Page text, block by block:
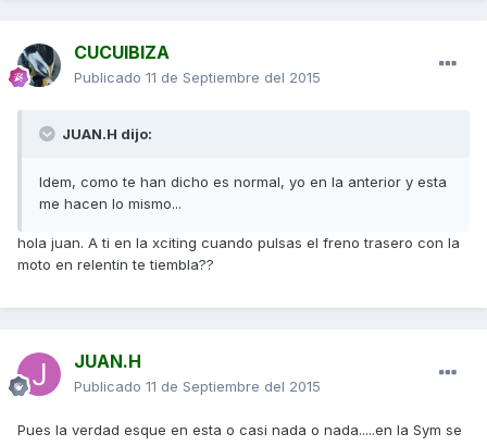
CUCUIBIZA
Publicado 11 de Septiembre del 2015
JUAN.H dijo:
Idem, como te han dicho es normal, yo en la anterior y esta
me hacen lo mismo...
hola juan. A ti en la xciting cuando pulsas el freno trasero con la
moto en relentin te tiembla??
JUAN.H
Publicado 11 de Septiembre del 2015
Pues la verdad esque en esta o casi nada o nada.....en la Sym se